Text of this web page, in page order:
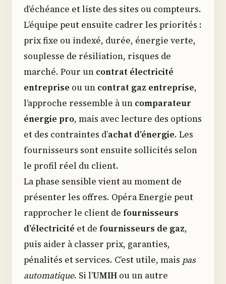
d’échéance et liste des sites ou compteurs.
L’équipe peut ensuite cadrer les priorités :
prix fixe ou indexé, durée, énergie verte,
souplesse de résiliation, risques de
marché. Pour un contrat électricité
entreprise ou un contrat gaz entreprise,
l’approche ressemble à un comparateur
énergie pro, mais avec lecture des options
et des contraintes d’achat d’énergie. Les
fournisseurs sont ensuite sollicités selon
le profil réel du client.
La phase sensible vient au moment de
présenter les offres. Opéra Energie peut
rapprocher le client de fournisseurs
d’électricité et de fournisseurs de gaz,
puis aider à classer prix, garanties,
pénalités et services. C’est utile, mais pas
automatique. Si l’UMIH ou un autre